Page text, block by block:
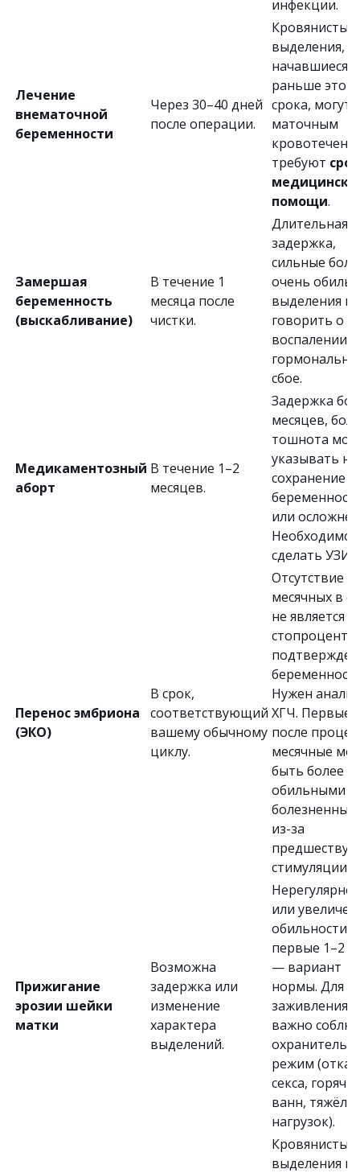
инфекции.
Лечение
внематочной
беременности
Через 30–40 дней
после операции.
Кровянистые
выделения,
начавшиеся
раньше этого
срока, могут
маточным
требуют
помощи.
Замершая
беременность
(выскабливание)
В течение 1
месяца после
чистки.
Длительная
задержка,
сильные
очень
выделения
говорить о
воспалении
сбое.
Медикаментозный
аборт
В течение 1–2
месяцев.
Задержка
месяцев,
тошнота
указывать на
сохранение
или
Необходимо
сделать УЗИ.
Перенос эмбриона
(ЭКО)
В срок,
соответствующий
вашему обычному
циклу.
Отсутствие
месячных в
не является
Нужен
ХГЧ. Первые
после
месячные
быть более
обильными и
из-за
стимуляции.
Прижигание
эрозии шейки
матки
Возможна
задержка или
изменение
характера
выделений.
или
обильности в
первые 1–2
— вариант
нормы. Для
заживления
важно
режим
секса, горячих
ванн,
нагрузок).
Кровянистые
выделения